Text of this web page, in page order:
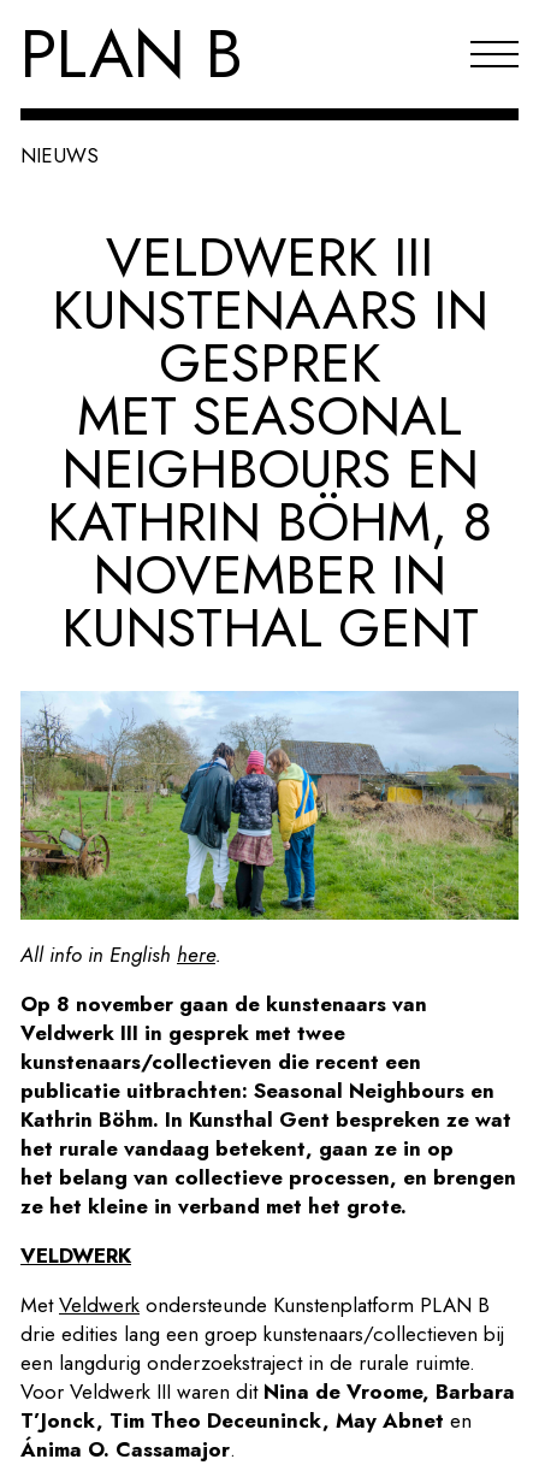
PLAN B
Agenda
Reflecties & publicaties
Over PLAN B
Index
EN
NIEUWS
VELDWERK III
KUNSTENAARS IN
GESPREK
MET SEASONAL
NEIGHBOURS EN
KATHRIN BÖHM, 8
NOVEMBER IN
KUNSTHAL GENT
All info in English here.
Op 8 november gaan de kunstenaars van
Veldwerk III in gesprek met twee
kunstenaars/collectieven die recent een
publicatie uitbrachten: Seasonal Neighbours en
Kathrin Böhm. In Kunsthal Gent bespreken ze wat
het rurale vandaag betekent, gaan ze in op
het belang van collectieve processen, en brengen
ze het kleine in verband met het grote.
VELDWERK
MetVeld­werk onder­steunde Kun­sten­plat­form PLAN B
drie edities lang een groep kunstenaars/​collectieven bij
een langdurig onder­zoeks­tra­ject in de rurale ruimte.
Voor Veldwerk III waren dit Nina de Vroome, Barbara
T’Jonck, Tim Theo Deceuninck, May Abnet en
Ánima O. Cassamajor.